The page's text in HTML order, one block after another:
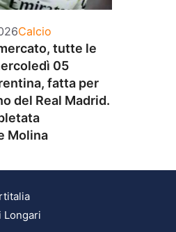
Categorie
Calcio
tutte le
05
fatta per
del Real Madrid.
Molina
Longari